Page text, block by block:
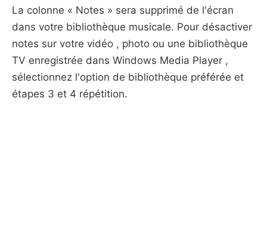
La colonne « Notes » sera supprimé de l'écran
dans votre bibliothèque musicale. Pour désactiver
notes sur votre vidéo , photo ou une bibliothèque
TV enregistrée dans Windows Media Player ,
sélectionnez l'option de bibliothèque préférée et
étapes 3 et 4 répétition.